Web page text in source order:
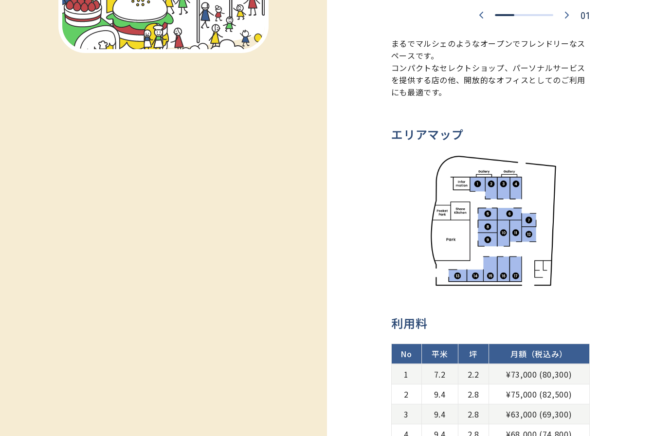
01
まるでマルシェのようなオープンでフレンドリーなス
ペースです。
コンパクトなセレクトショップ、パーソナルサービス
を提供する店の他、開放的なオフィスとしてのご利用
にも最適です。
エリアマップ
利用料
ショップ&オフィス 利用料の表
No 平米 坪
月額（税込み）
1
7.2 2.2
¥73,000 (80,300)
2
9.4 2.8
¥75,000 (82,500)
3
9.4 2.8
¥63,000 (69,300)